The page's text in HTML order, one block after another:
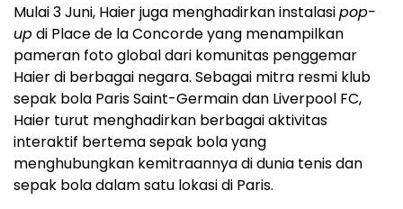
Mulai 3 Juni, Haier juga menghadirkan instalasipop-
updi Place de la Concorde yang menampilkan
pameran foto global dari komunitas penggemar
Haier di berbagai negara. Sebagai mitra resmi klub
sepak bola Paris Saint-Germain dan Liverpool FC,
Haier turut menghadirkan berbagai aktivitas
interaktif bertema sepak bola yang
menghubungkan kemitraannya di dunia tenis dan
sepak bola dalam satu lokasi di Paris.